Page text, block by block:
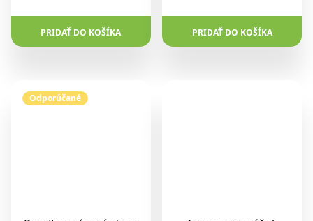
PRIDAŤ DO KOŠÍKA PRIDAŤ DO KOŠÍKA
Odporúčané